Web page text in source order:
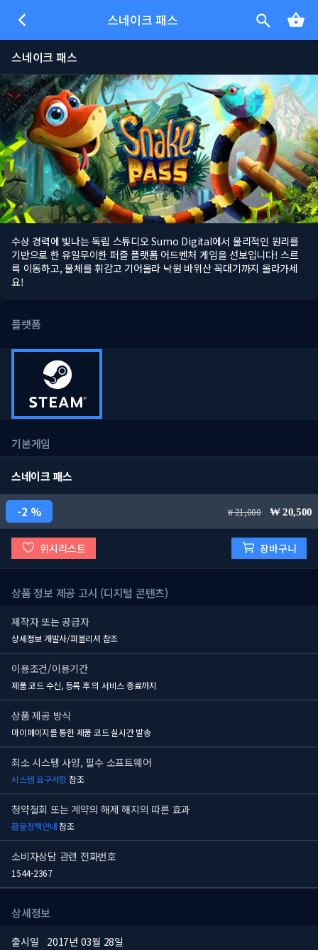
스네이크 패스
스네이크 패스
수상 경력에 빛나는 독립 스튜디오 Sumo Digital에서 물리적인 원리를
기반으로 한 유일무이한 퍼즐 플랫폼 어드벤처 게임을 선보입니다! 스르
륵 이동하고, 물체를 휘감고 기어올라 낙원 바위산 꼭대기까지 올라가세
요!
플랫폼
기본게임
스네이크 패스
2 % 21,000 20,500
위시리스트 장바구니
상품 정보 제공 고시 (디지털 콘텐츠)
제작자 또는 공급자
상세정보 개발사/퍼블리셔 참조
이용조건/이용기간
제품 코드 수신, 등록 후의 서비스 종료까지
상품 제공 방식
마이페이지를 통한 제품 코드 실시간 발송
최소 시스템 사양, 필수 소프트웨어
시스템 요구사항참조
청약철회 또는 계약의 해제 해지의 따른 효과
환불정책안내참조
소비자상담 관련 전화번호
1544-2367
상세정보
출시일 2017년 03월 28일